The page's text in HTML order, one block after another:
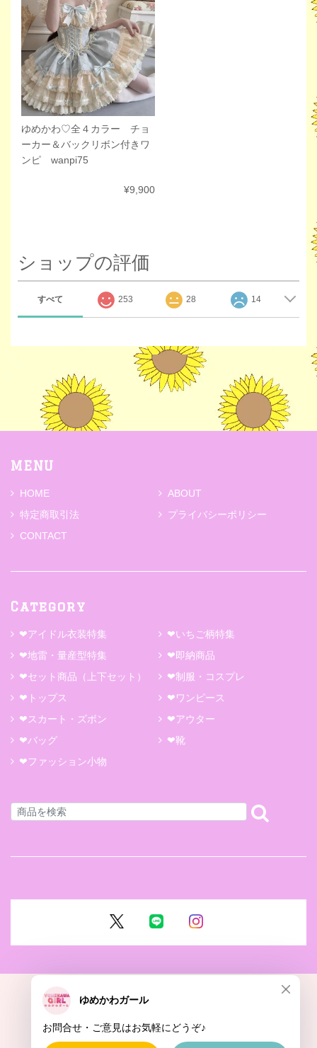
ゆめかわ♡全４カラー チョ
ーカー＆バックリボン付きワ
ンピ wanpi75
¥9,900
ショップの評価
すべて 253 28 14
MENU
HOME
ABOUT
特定商取引法
プライバシーポリシー
CONTACT
Category
❤アイドル衣装特集
❤いちご柄特集
❤地雷・量産型特集
❤即納商品
❤セット商品（上下セット）
❤制服・コスプレ
❤トップス
❤ワンピース
❤スカート・ズボン
❤アウター
❤バッグ
❤靴
❤ファッション小物